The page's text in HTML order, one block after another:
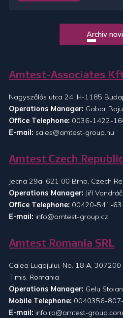
Archiv
Amtest-Associates
Nagyszőlős utca 24, H-1185
Operations Manager: Gabor
Office Telephone: 0036-1422-
E-mail: sales@amtest-group.hu
Amtest Czech
Jecna 29a, 621 00 Brno, Czech
Operations Manager: Jiří
Office Telephone: 00420-541-
E-mail: info@amtest-group.cz
Amtest Romania SRL
Calea Lugojului, No. 18 A, 307200
Timis, Romania
Operations Manager: Gelu Stoian
Mobile Telephone: 0040356-
E-mail: info.ro@amtest-group.com